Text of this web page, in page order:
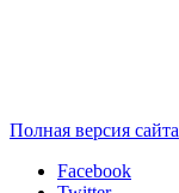
Полная версия сайта
Facebook